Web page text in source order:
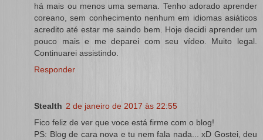
há mais ou menos uma semana. Tenho adorado aprender
coreano, sem conhecimento nenhum em idiomas asiáticos
acredito até estar me saindo bem. Hoje decidi aprender um
pouco mais e me deparei com seu vídeo. Muito legal.
Continuarei assistindo.
Responder
Stealth 2 de janeiro de 2017 às 22:55
Fico feliz de ver que voce está firme com o blog!
PS: Blog de cara nova e tu nem fala nada... xD Gostei, deu